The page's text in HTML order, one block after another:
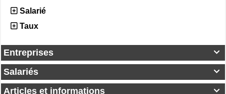
Salarié
Taux

Entreprises

Salariés

Articles et informations